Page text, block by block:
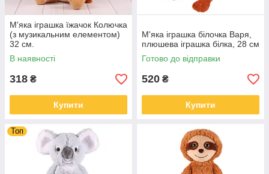
М'яка іграшка їжачок Колючка
(з музикальним елементом)
32 см.
В наявності
318 ₴
Купити
М'яка іграшка білочка Варя,
плюшева іграшка білка, 28 см
Готово до відправки
520 ₴
Купити
Топ